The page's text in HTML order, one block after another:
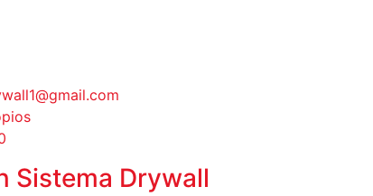
Sistema Drywall